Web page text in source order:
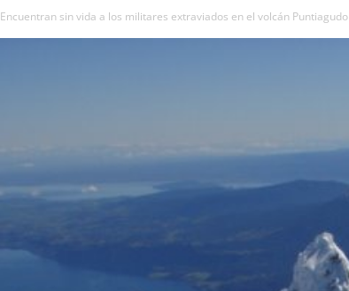
Encuentran sin vida a los militares extraviados en el volcán Puntiagudo